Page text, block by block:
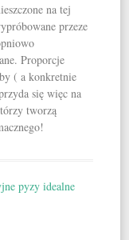
na tej
przeze
Proporcje
( a konkretnie
się więc na
tworzą
pyzy idealne